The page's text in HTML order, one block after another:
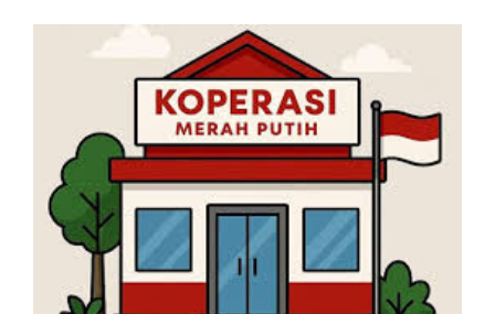
Jasa Konsultan & Desain Perencanaan
HUBUNGI